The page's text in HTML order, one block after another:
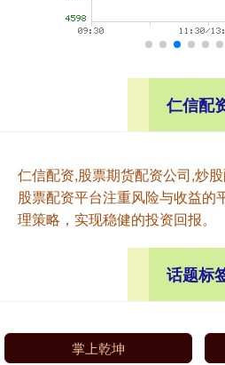
仁信配
仁信配资,股票期货配资公司,炒
股票配资平台注重风险与收益的
理策略，实现稳健的投资回报。
话题标
掌上乾坤